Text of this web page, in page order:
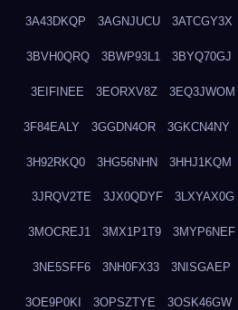
3A43DKQP 3AGNJUCU 3ATCGY3X
3BVH0QRQ 3BWP93L1 3BYQ70GJ
3EIFINEE 3EORXV8Z 3EQ3JWOM
3F84EALY 3GGDN4OR 3GKCN4NY
3H92RKQ0 3HG56NHN 3HHJ1KQM
3JRQV2TE 3JX0QDYF 3LXYAX0G
3MOCREJ1 3MX1P1T9 3MYP6NEF
3NE5SFF6 3NH0FX33 3NISGAEP
3OE9P0KI 3OPSZTYE 3OSK46GW